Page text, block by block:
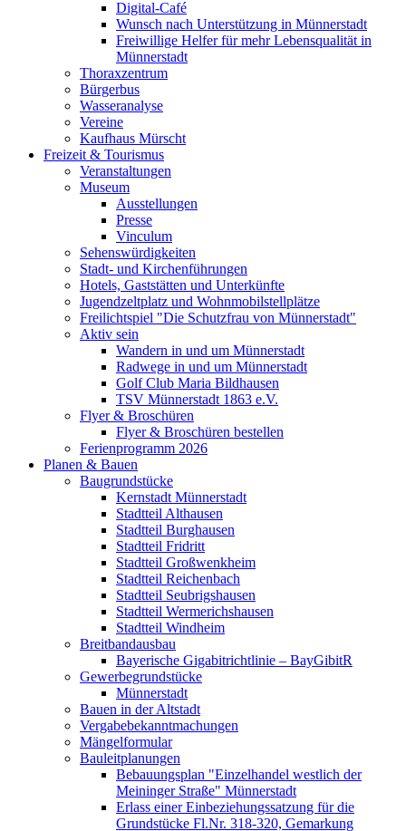
Digital-Café
Wunsch nach Unterstützung in Münnerstadt
Freiwillige Helfer für mehr Lebensqualität in
Münnerstadt
Thoraxzentrum
Bürgerbus
Wasseranalyse
Vereine
Kaufhaus Mürscht
Freizeit & Tourismus
Veranstaltungen
Museum
Ausstellungen
Presse
Vinculum
Sehenswürdigkeiten
Stadt- und Kirchenführungen
Hotels, Gaststätten und Unterkünfte
Jugendzeltplatz und Wohnmobilstellplätze
Freilichtspiel "Die Schutzfrau von Münnerstadt"
Aktiv sein
Wandern in und um Münnerstadt
Radwege in und um Münnerstadt
Golf Club Maria Bildhausen
TSV Münnerstadt 1863 e.V.
Flyer & Broschüren
Flyer & Broschüren bestellen
Ferienprogramm 2026
Planen & Bauen
Baugrundstücke
Kernstadt Münnerstadt
Stadtteil Althausen
Stadtteil Burghausen
Stadtteil Fridritt
Stadtteil Großwenkheim
Stadtteil Reichenbach
Stadtteil Seubrigshausen
Stadtteil Wermerichshausen
Stadtteil Windheim
Breitbandausbau
Bayerische Gigabitrichtlinie – BayGibitR
Gewerbegrundstücke
Münnerstadt
Bauen in der Altstadt
Vergabebekanntmachungen
Mängelformular
Bauleitplanungen
Bebauungsplan "Einzelhandel westlich der
Meininger Straße" Münnerstadt
Erlass einer Einbeziehungssatzung für die
Grundstücke Fl.Nr. 318-320, Gemarkung